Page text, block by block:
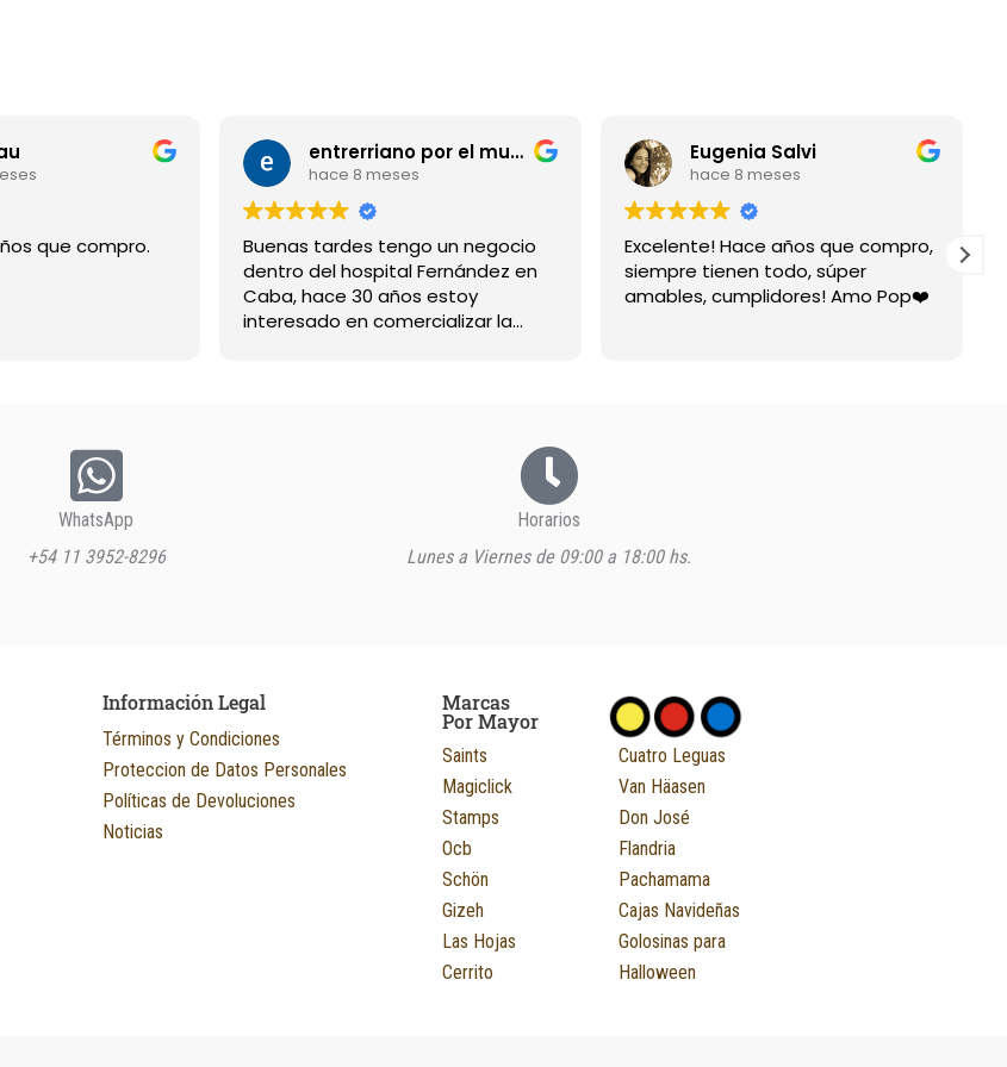
que compro.
entrerriano por el mundo
hace 8 meses
Buenas tardes tengo un negocio
dentro del hospital Fernández en
Caba, hace 30 años estoy
interesado en comercializar la
Eugenia Salvi
hace 8 meses
Excelente! Hace años que compro,
siempre tienen todo, súper
amables, cumplidores! Amo Pop❤️
WhatsApp
+54 11 3952-8296
Horarios
Lunes a Viernes de 09:00 a 18:00 hs.
Información Legal
Términos y Condiciones
Proteccion de Datos Personales
Políticas de Devoluciones
Noticias
Marcas
Por Mayor
Saints
Magiclick
Stamps
Ocb
Schön
Gizeh
Las Hojas
Cerrito
Cuatro Leguas
Van Häasen
Don José
Flandria
Pachamama
Cajas Navideñas
Golosinas para
Halloween